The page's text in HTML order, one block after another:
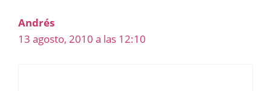
Andrés
13 agosto, 2010 a las 12:10